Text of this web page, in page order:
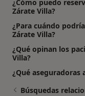
¿Cómo puedo
Zárate Villa?
¿Para cuándo
Zárate Villa?
¿Qué opinan los
Villa?
¿Qué aseguradoras
Búsquedas